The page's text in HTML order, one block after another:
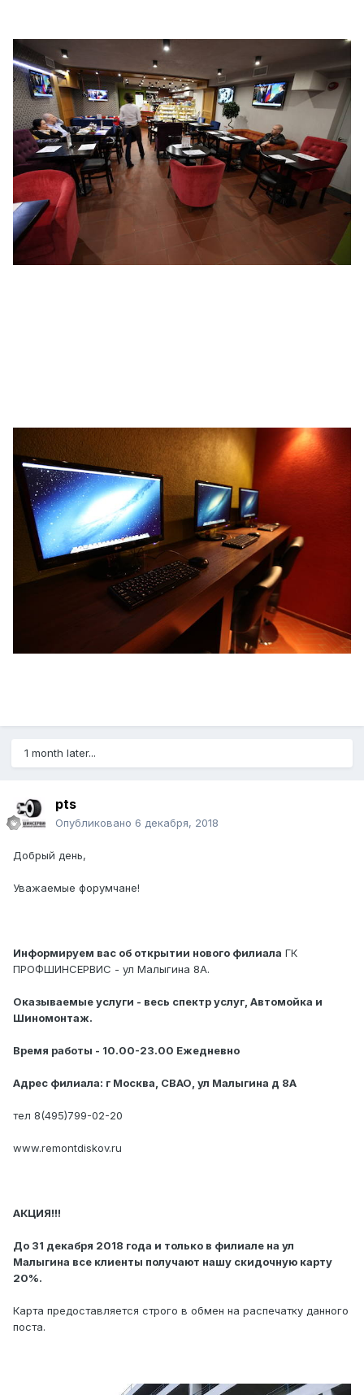
1 month later...
pts
Опубликовано 6 декабря, 2018
Добрый день,
Уважаемые форумчане!
Информируем вас об открытии нового филиала ГК
ПРОФШИНСЕРВИС - ул Малыгина 8А.
Оказываемые услуги - весь спектр услуг, Автомойка и
Шиномонтаж.
Время работы - 10.00-23.00 Ежедневно
Адрес филиала: г Москва, СВАО, ул Малыгина д 8А
тел 8(495)799-02-20
www.remontdiskov.ru
АКЦИЯ!!!
До 31 декабря 2018 года и только в филиале на ул
Малыгина все клиенты получают нашу скидочную карту
20%.
Карта предоставляется строго в обмен на распечатку данного
поста.